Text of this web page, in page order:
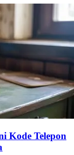
Kode Telepon